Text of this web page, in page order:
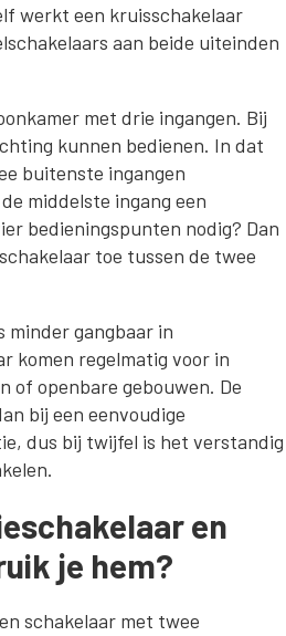
werkt een kruisschakelaar
aan beide uiteinden
met drie ingangen. Bij
kunnen bedienen. In dat
buitenste ingangen
middelste ingang een
bedieningspunten nodig? Dan
toe tussen de twee
minder gangbaar in
komen regelmatig voor in
of openbare gebouwen. De
bij een eenvoudige
dus bij twijfel is het verstandig
en
je hem?
schakelaar met twee